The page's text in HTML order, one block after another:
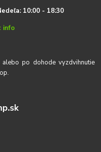
10:00 - 18:30
info
po dohode vyzdvihnutie